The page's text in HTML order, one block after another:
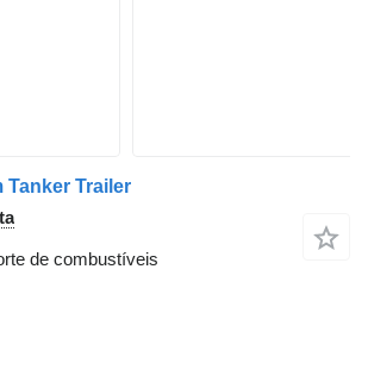
Tanker Trailer
de combustíveis